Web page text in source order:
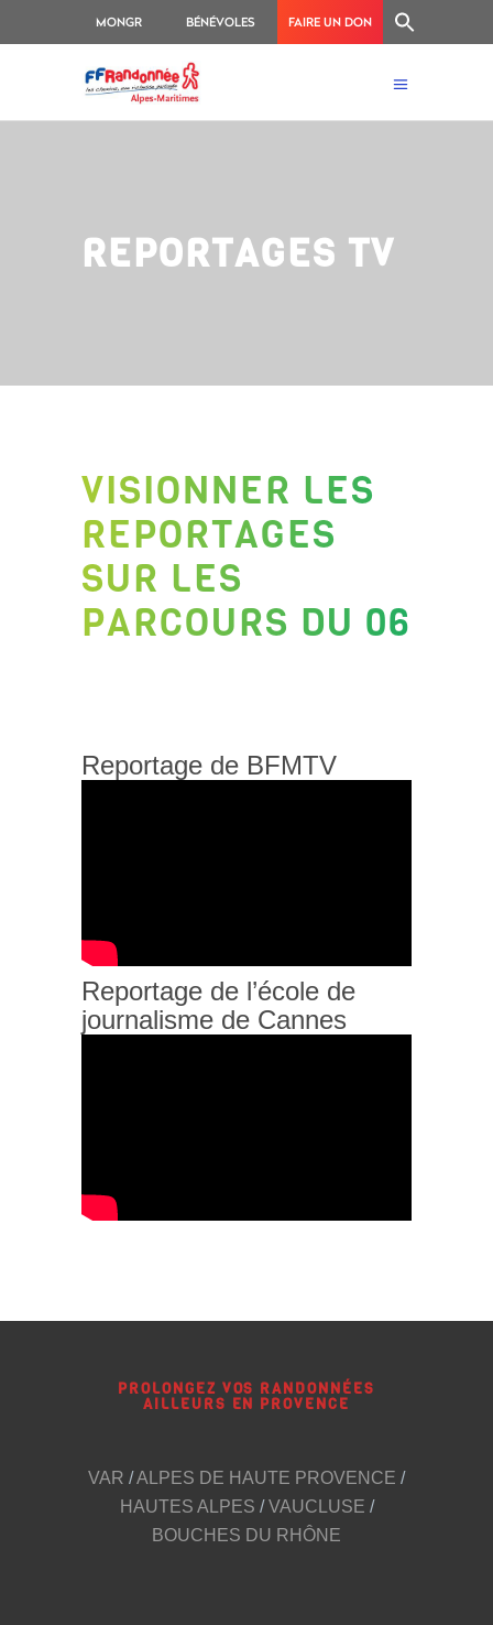
MONGR BÉNÉVOLES FAIRE UN DON
REPORTAGES TV
VISIONNER LES
REPORTAGES
SUR LES
PARCOURS DU 06
Reportage de BFMTV
Reportage de l’école de
journalisme de Cannes
PROLONGEZ VOS RANDONNÉES
AILLEURS EN PROVENCE
VAR /ALPES DE HAUTE PROVENCE /
HAUTES ALPES /VAUCLUSE /
BOUCHES DU RHÔNE